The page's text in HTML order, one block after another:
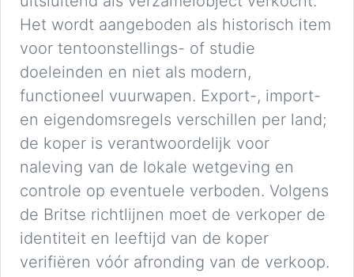
Het wordt aangeboden als historisch item
voor tentoonstellings- of studie
doeleinden en niet als modern,
functioneel vuurwapen. Export-, import-
en eigendomsregels verschillen per land;
de koper is verantwoordelijk voor
naleving van de lokale wetgeving en
controle op eventuele verboden. Volgens
de Britse richtlijnen moet de verkoper de
identiteit en leeftijd van de koper
verifiëren vóór afronding van de verkoop.